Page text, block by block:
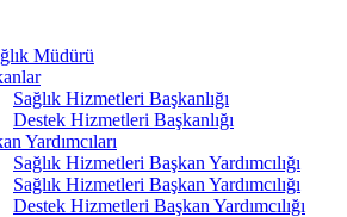
Müdürü
Sağlık Hizmetleri Başkanlığı
Destek Hizmetleri Başkanlığı
Yardımcıları
Sağlık Hizmetleri Başkan Yardımcılığı
Sağlık Hizmetleri Başkan Yardımcılığı
Destek Hizmetleri Başkan Yardımcılığı